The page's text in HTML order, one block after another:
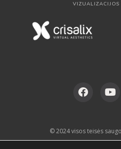
VIZUALIZACIJOS
© 2024 visos teisės